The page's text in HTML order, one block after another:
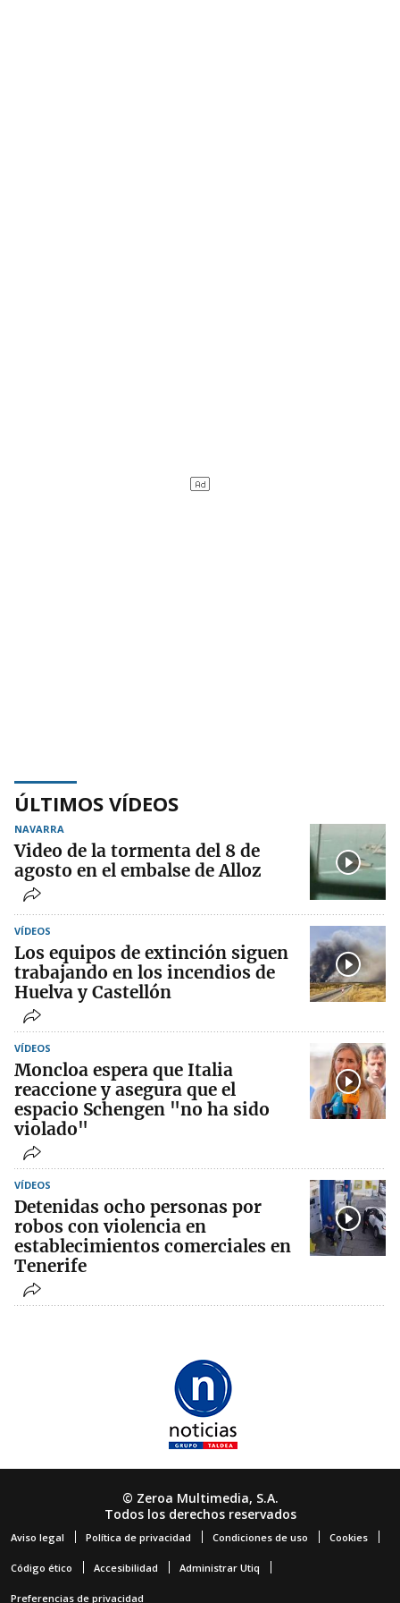
ÚLTIMOS VÍDEOS
NAVARRA
Video de la tormenta del 8 de
agosto en el embalse de Alloz
VÍDEOS
Los equipos de extinción siguen
trabajando en los incendios de
Huelva y Castellón
VÍDEOS
Moncloa espera que Italia
reaccione y asegura que el
espacio Schengen "no ha sido
violado"
VÍDEOS
Detenidas ocho personas por
robos con violencia en
establecimientos comerciales en
Tenerife
© Zeroa Multimedia, S.A.
Todos los derechos reservados
Aviso legal Política de privacidad Condiciones de uso Cookies
Código ético Accesibilidad Administrar Utiq
Preferencias de privacidad